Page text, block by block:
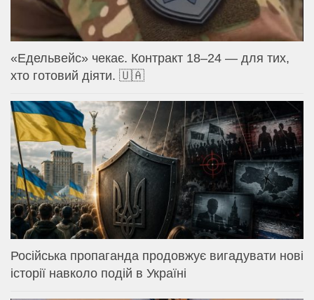
«Едельвейс» чекає. Контракт 18–24 — для тих,
хто готовий діяти. 🇺🇦
Російська пропаганда продовжує вигадувати нові
історії навколо подій в Україні